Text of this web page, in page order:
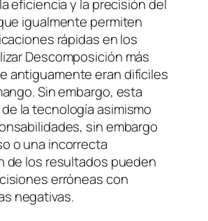
eficiencia y la precisión del
igualmente permiten
rápidas en los
Descomposición más
antiguamente eran difíciles
Sin embargo, esta
la tecnología asimismo
sin embargo
o una incorrecta
de los resultados pueden
erróneas con
negativas.